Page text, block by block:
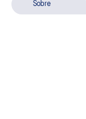
Sobre